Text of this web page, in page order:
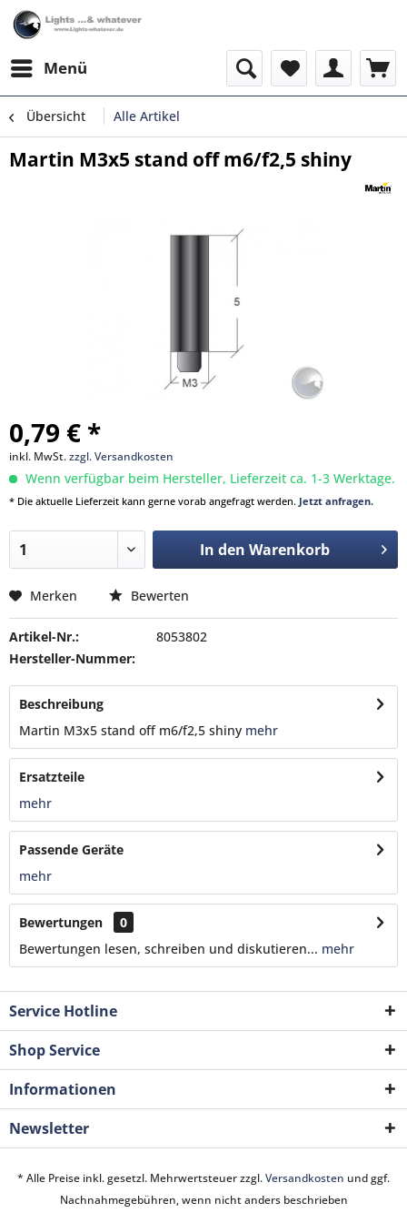
Menü
Übersicht Alle Artikel
Martin M3x5 stand off m6/f2,5 shiny
0,79 € *
inkl. MwSt.zzgl. Versandkosten
Wenn verfügbar beim Hersteller, Lieferzeit ca. 1-3 Werktage.
* Die aktuelle Lieferzeit kann gerne vorab angefragt werden. Jetzt anfragen.
In den Warenkorb
Merken Bewerten
Artikel-Nr.:
8053802
Hersteller-Nummer:
Beschreibung
Martin M3x5 stand off m6/f2,5 shiny mehr
Ersatzteile
mehr
Passende Geräte
mehr
Bewertungen
0
Bewertungen lesen, schreiben und diskutieren... mehr
Service Hotline
Shop Service
Informationen
Newsletter
* Alle Preise inkl. gesetzl. Mehrwertsteuer zzgl.Versandkosten und ggf.
Nachnahmegebühren, wenn nicht anders beschrieben